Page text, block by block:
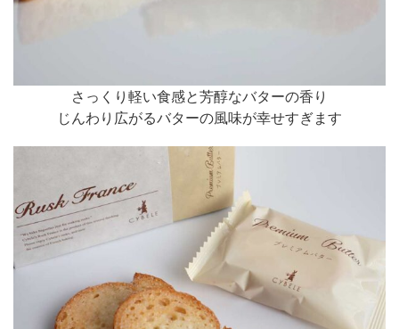
さっくり軽い食感と芳醇なバターの香り
じんわり広がるバターの風味が幸せすぎます